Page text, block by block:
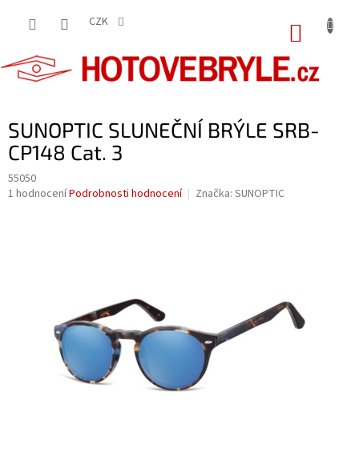
CZK
SUNOPTIC SLUNEČNÍ BRÝLE SRB-
CP148 Cat. 3
55050
Průměrné
1 hodnoceníPodrobnosti hodnocení Značka: SUNOPTIC